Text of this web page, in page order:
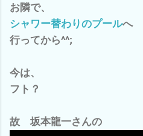
お隣で、
シャワー替わりのプールへ
行ってから^^;
今は、
フト？
故 坂本龍一さんの